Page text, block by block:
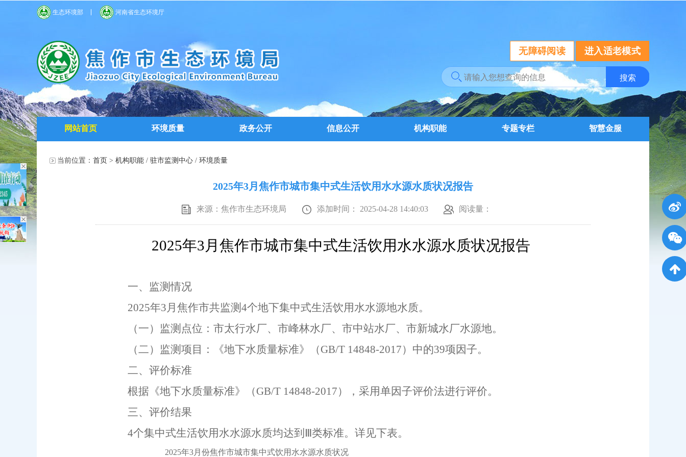
生态环境部 河南省生态环境厅
无障碍阅读 进入适老模式
网站首页 环境质量 政务公开 信息公开 机构职能 专题专栏 智慧金服
当前位置： 首页 > 机构职能 / 驻市监测中心 / 环境质量
2025年3月焦作市城市集中式生活饮用水水源水质状况报告
来源：焦作市生态环境局 添加时间： 2025-04-28 14:40:03 阅读量：
2025年3月焦作市城市集中式生活饮用水水源水质状况报告
一、监测情况
2025年3月焦作市共监测4个地下集中式生活饮用水水源地水质。
（一）监测点位：市太行水厂、市峰林水厂、市中站水厂、市新城水厂水源地。
（二）监测项目：《地下水质量标准》（GB/T 14848-2017）中的39项因子。
二、评价标准
根据《地下水质量标准》（GB/T 14848-2017），采用单因子评价法进行评价。
三、评价结果
4个集中式生活饮用水水源水质均达到Ⅲ类标准。详见下表。
2025年3月份焦作市城市集中式饮用水水源水质状况